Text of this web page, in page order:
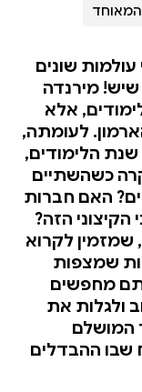
המאוחד
שונים
מירנדה
אלא
לעומתה,
שנת הלימודים,
כשהשתיים
האם חברות
הקיצוני הזה?
מגיל 7 ומעלה, שמזמין לקרוא
שמצפות
מחפשים
ולגלות את
המושלם
שבו ההבדלים